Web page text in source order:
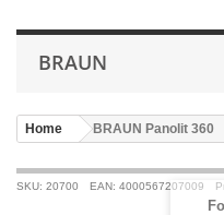
BRAUN
Home >BRAUN Panolit 360
SKU: 20700 EAN: 4000567207009